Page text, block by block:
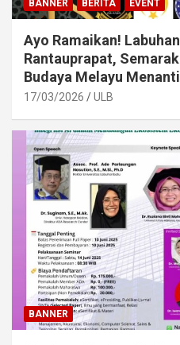
BANNER BERITA EVENT
Ayo Ramaikan!
Rantauprapat,
Budaya Melayu Menanti
17/03/2026 ULB
BANNER